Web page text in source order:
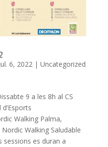
6, 2022| Uncategorized
9 a les 8h al CS
Walking Palma,
Walking Saludable
es duran a